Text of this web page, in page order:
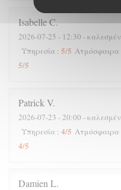
IsabelleC
2026-07-25 - 12:30 -
Υπηρεσία : 5/5 Ατμόσφαιρα
5/5
Patrick V
2026-07-23 - 20:00 -
Υπηρεσία : 4/5 Ατμόσφαιρα
4/5
Damien L